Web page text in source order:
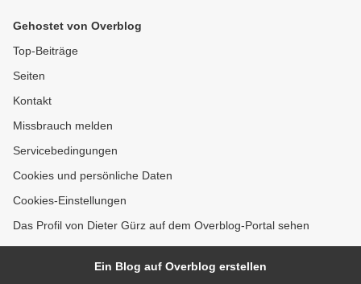
Gehostet von Overblog
Top-Beiträge
Seiten
Kontakt
Missbrauch melden
Servicebedingungen
Cookies und persönliche Daten
Cookies-Einstellungen
Das Profil von Dieter Gürz auf dem Overblog-Portal sehen
Ein Blog auf Overblog erstellen